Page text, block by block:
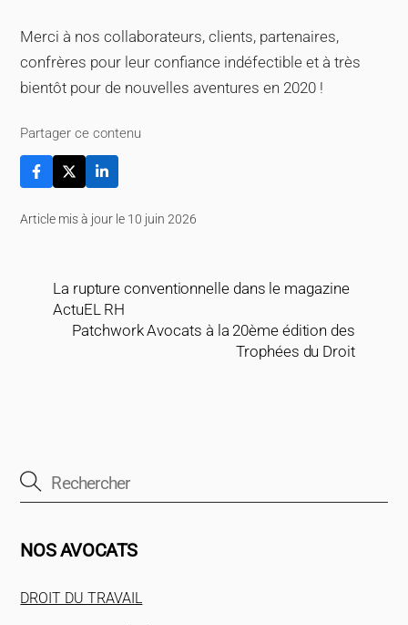
Merci à nos collaborateurs, clients, partenaires,
confrères pour leur confiance indéfectible et à très
bientôt pour de nouvelles aventures en 2020 !
Partager ce contenu
Article mis à jour le 10 juin 2026
La rupture conventionnelle dans le magazine
ActuEL RH
Patchwork Avocats à la 20ème édition des
Trophées du Droit
NOS AVOCATS
DROIT DU TRAVAIL